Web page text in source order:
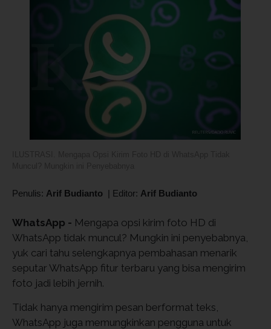
Penulis: Arif Budianto | Editor: Arif Budianto
WhatsApp - Mengapa opsi kirim foto HD di
WhatsApp tidak muncul? Mungkin ini penyebabnya,
yuk cari tahu selengkapnya pembahasan menarik
seputar WhatsApp fitur terbaru yang bisa mengirim
foto jadi lebih jernih.
Tidak hanya mengirim pesan berformat teks,
WhatsApp juga memungkinkan pengguna untuk